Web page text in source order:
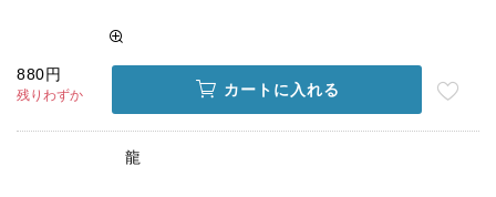
880円
残りわずか カートに入れる
龍